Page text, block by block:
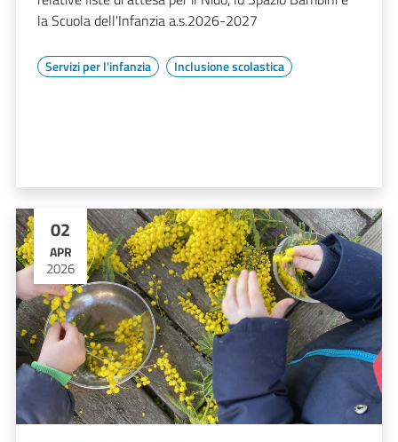
la Scuola dell'Infanzia a.s.2026-2027
Servizi per l'infanzia Inclusione scolastica
02
APR
2026